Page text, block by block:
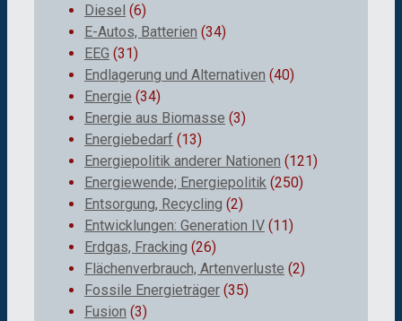
Diesel (6)
E-Autos, Batterien (34)
EEG (31)
Endlagerung und Alternativen (40)
Energie (34)
Energie aus Biomasse (3)
Energiebedarf (13)
Energiepolitik anderer Nationen (121)
Energiewende; Energiepolitik (250)
Entsorgung, Recycling (2)
Entwicklungen: Generation IV (11)
Erdgas, Fracking (26)
Flächenverbrauch, Artenverluste (2)
Fossile Energieträger (35)
Fusion (3)